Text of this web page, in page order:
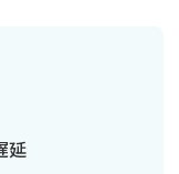
延